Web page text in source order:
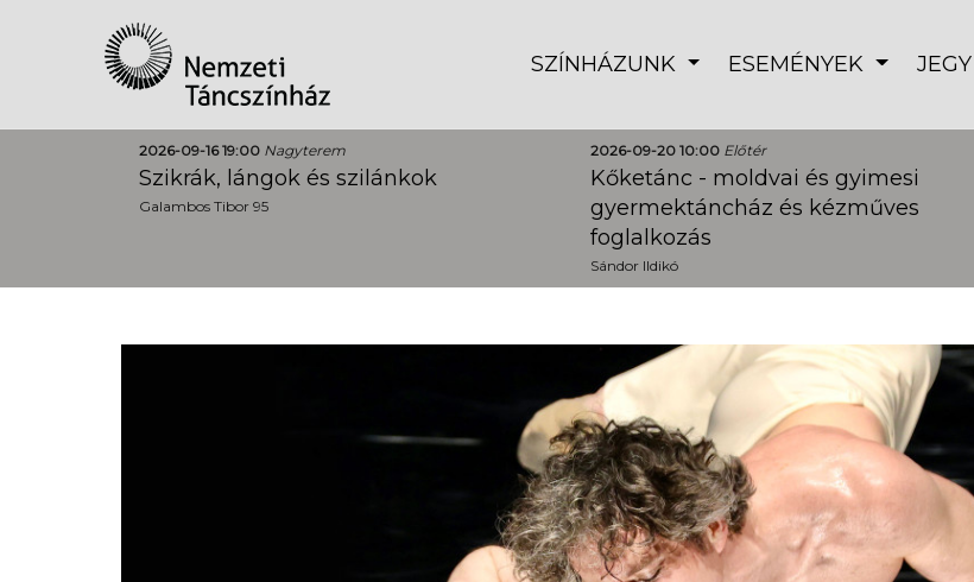
SZÍNHÁZUNK ESEMÉNYEK
2026-09-16 19:00 Nagyterem
Szikrák, lángok és szilánkok
Galambos Tibor 95
2026-09-20 10:00 Előtér
Kőketánc - moldvai és gyimesi
gyermektáncház és kézműves
foglalkozás
Sándor Ildikó